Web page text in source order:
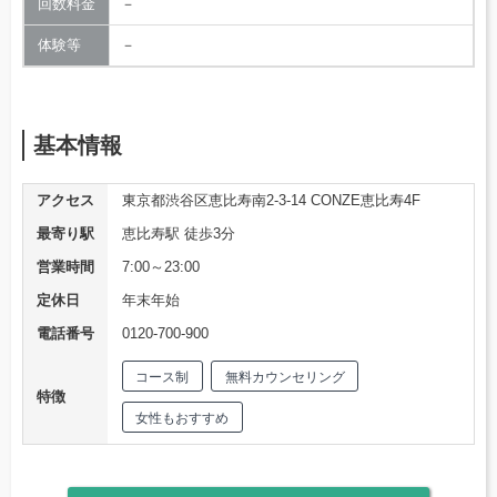
回数料金 －
体験等 －
基本情報
アクセス
東京都渋谷区恵比寿南2-3-14 CONZE恵比寿4F
最寄り駅
恵比寿駅 徒歩3分
営業時間
7:00～23:00
定休日
年末年始
電話番号
0120-700-900
特徴
コース制 無料カウンセリング
女性もおすすめ